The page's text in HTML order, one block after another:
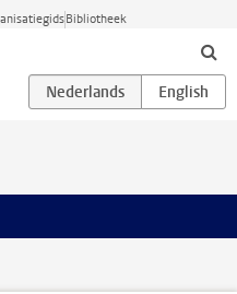
Bibliotheek